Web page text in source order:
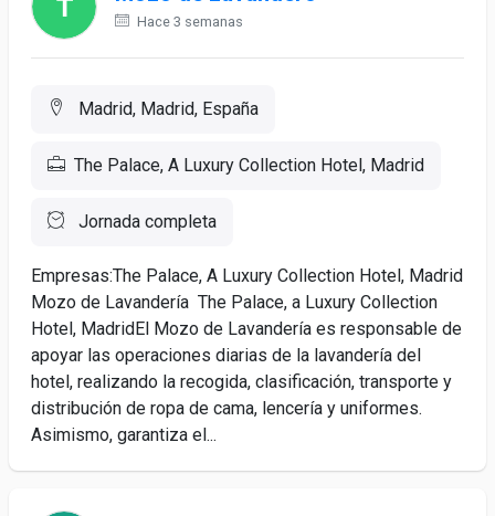
Hace 3 semanas
Madrid, Madrid, España
The Palace, A Luxury Collection Hotel, Madrid
Jornada completa
Empresas:The Palace, A Luxury Collection Hotel, Madrid
Mozo de Lavandería  The Palace, a Luxury Collection
Hotel, MadridEl Mozo de Lavandería es responsable de
apoyar las operaciones diarias de la lavandería del
hotel, realizando la recogida, clasificación, transporte y
distribución de ropa de cama, lencería y uniformes.
Asimismo, garantiza el...